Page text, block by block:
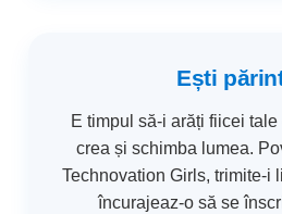
Ești
E timpul să-i arăți fiicei
crea și schimba lumea.
Technovation Girls, trimite-i
încurajeaz-o să se